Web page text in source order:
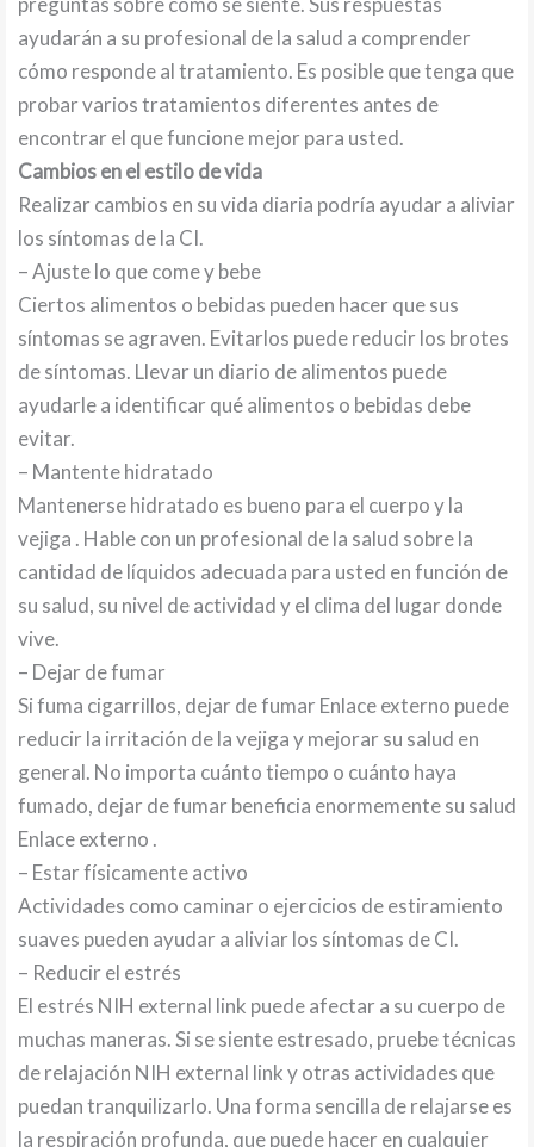
ayudarán a su profesional de la salud a comprender
cómo responde al tratamiento. Es posible que tenga que
probar varios tratamientos diferentes antes de
encontrar el que funcione mejor para usted.
Cambios en el estilo de vida
Realizar cambios en su vida diaria podría ayudar a aliviar
los síntomas de la CI.
– Ajuste lo que come y bebe
Ciertos alimentos o bebidas pueden hacer que sus
síntomas se agraven. Evitarlos puede reducir los brotes
de síntomas. Llevar un diario de alimentos puede
ayudarle a identificar qué alimentos o bebidas debe
evitar.
– Mantente hidratado
Mantenerse hidratado es bueno para el cuerpo y la
vejiga . Hable con un profesional de la salud sobre la
cantidad de líquidos adecuada para usted en función de
su salud, su nivel de actividad y el clima del lugar donde
vive.
– Dejar de fumar
Si fuma cigarrillos, dejar de fumar Enlace externo puede
reducir la irritación de la vejiga y mejorar su salud en
general. No importa cuánto tiempo o cuánto haya
fumado, dejar de fumar beneficia enormemente su salud
Enlace externo .
– Estar físicamente activo
Actividades como caminar o ejercicios de estiramiento
suaves pueden ayudar a aliviar los síntomas de CI.
– Reducir el estrés
El estrés NIH external link puede afectar a su cuerpo de
muchas maneras. Si se siente estresado, pruebe técnicas
de relajación NIH external link y otras actividades que
puedan tranquilizarlo. Una forma sencilla de relajarse es
la respiración profunda, que puede hacer en cualquier